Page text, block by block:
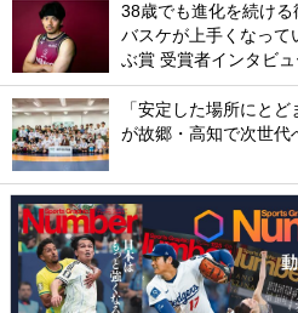
38歳でも進化を続け
バスケが上手くなって
ぶ賞 受賞者インタビュ
「安定した場所にと
が故郷・高知で次世代